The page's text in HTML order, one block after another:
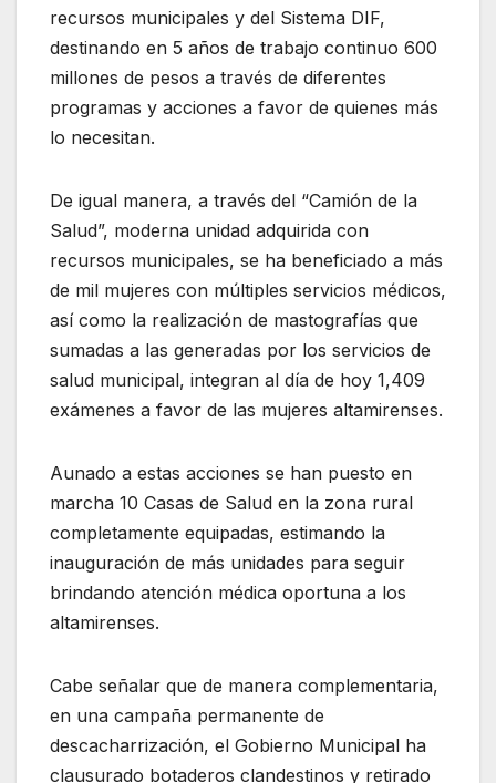
recursos municipales y del Sistema DIF,
destinando en 5 años de trabajo continuo 600
millones de pesos a través de diferentes
programas y acciones a favor de quienes más
lo necesitan.
De igual manera, a través del “Camión de la
Salud”, moderna unidad adquirida con
recursos municipales, se ha beneficiado a más
de mil mujeres con múltiples servicios médicos,
así como la realización de mastografías que
sumadas a las generadas por los servicios de
salud municipal, integran al día de hoy 1,409
exámenes a favor de las mujeres altamirenses.
Aunado a estas acciones se han puesto en
marcha 10 Casas de Salud en la zona rural
completamente equipadas, estimando la
inauguración de más unidades para seguir
brindando atención médica oportuna a los
altamirenses.
Cabe señalar que de manera complementaria,
en una campaña permanente de
descacharrización, el Gobierno Municipal ha
clausurado botaderos clandestinos y retirado